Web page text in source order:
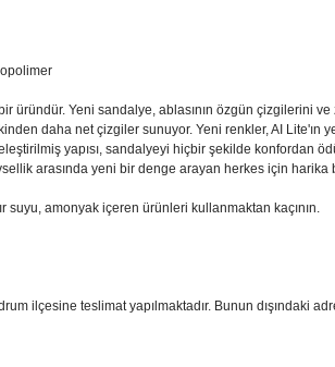
üründür. Yeni sandalye, ablasının özgün çizgilerini
daha net çizgiler sunuyor. Yeni renkler, AI Lite'ın
yapısı, sandalyeyi hiçbir şekilde konfordan
arasında yeni bir denge arayan herkes için harika
suyu, amonyak içeren ürünleri kullanmaktan kaçının.
ilçesine teslimat yapılmaktadır. Bunun dışındaki